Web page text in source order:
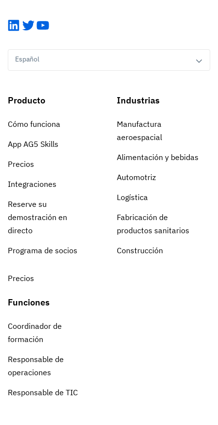
LinkedIn
TwitterYouTube
Español
Producto
Cómo funciona
App AG5 Skills
Precios
Integraciones
Reserve su
demostración en
directo
Programa de socios
Precios
Funciones
Coordinador de
formación
Responsable de
operaciones
Responsable de TIC
Industrias
Manufactura
aeroespacial
Alimentación y bebidas
Automotriz
Logística
Fabricación de
productos sanitarios
Construcción